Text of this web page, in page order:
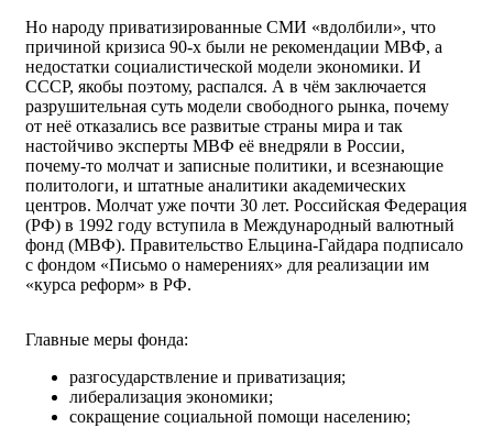
Но народу приватизированные СМИ «вдолбили», что
причиной кризиса 90-х были не рекомендации МВФ, а
недостатки социалистической модели экономики. И
СССР, якобы поэтому, распался. А в чём заключается
разрушительная суть модели свободного рынка, почему
от неё отказались все развитые страны мира и так
настойчиво эксперты МВФ её внедряли в России,
почему-то молчат и записные политики, и всезнающие
политологи, и штатные аналитики академических
центров. Молчат уже почти 30 лет. Российская Федерация
(РФ) в 1992 году вступила в Международный валютный
фонд (МВФ). Правительство Ельцина-Гайдара подписало
с фондом «Письмо о намерениях» для реализации им
«курса реформ» в РФ.
Главные меры фонда:
разгосударствление и приватизация;
либерализация экономики;
сокращение социальной помощи населению;